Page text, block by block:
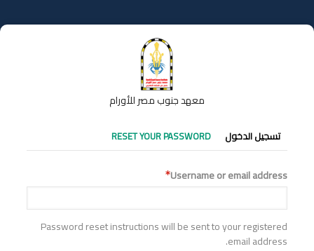
إلى
المحتوى
معهد جنوب مصر للأورام
التبويبات
الأساسية
تسجيل الدخول RESET YOUR PASSWORD
Username or email address
Password reset instructions will be sent to your registered
email address.